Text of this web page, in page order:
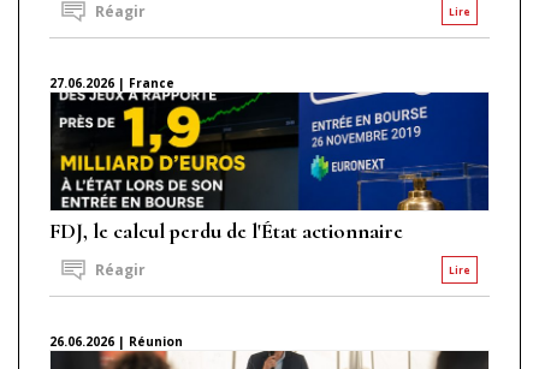
Lire
Réagir
27.06.2026 | France
FDJ, le calcul perdu de l'État actionnaire
Lire
Réagir
26.06.2026 | Réunion